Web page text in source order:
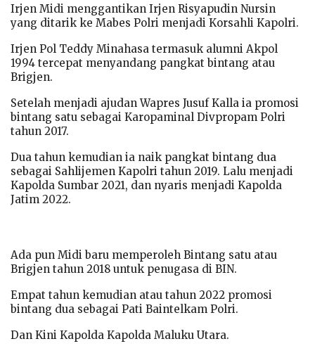
Irjen Midi menggantikan Irjen Risyapudin Nursin
yang ditarik ke Mabes Polri menjadi Korsahli Kapolri.
Irjen Pol Teddy Minahasa termasuk alumni Akpol
1994 tercepat menyandang pangkat bintang atau
Brigjen.
Setelah menjadi ajudan Wapres Jusuf Kalla ia promosi
bintang satu sebagai Karopaminal Divpropam Polri
tahun 2017.
Dua tahun kemudian ia naik pangkat bintang dua
sebagai Sahlijemen Kapolri tahun 2019. Lalu menjadi
Kapolda Sumbar 2021, dan nyaris menjadi Kapolda
Jatim 2022.
Ada pun Midi baru memperoleh Bintang satu atau
Brigjen tahun 2018 untuk penugasa di BIN.
Empat tahun kemudian atau tahun 2022 promosi
bintang dua sebagai Pati Baintelkam Polri.
Dan Kini Kapolda Kapolda Maluku Utara.